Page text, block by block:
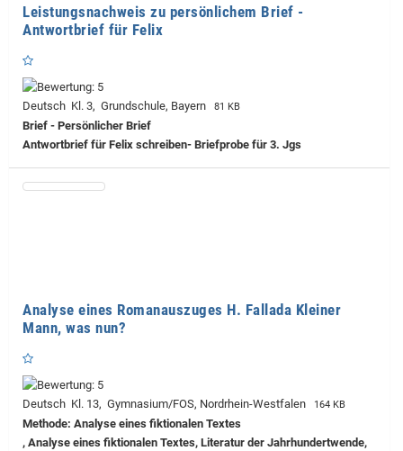
Leistungsnachweis zu persönlichem Brief -
Antwortbrief für Felix
Deutsch Kl. 3, Grundschule, Bayern 81 KB
Brief - Persönlicher Brief
Antwortbrief für Felix schreiben- Briefprobe für 3. Jgs
Analyse eines Romanauszuges H. Fallada Kleiner
Mann, was nun?
Deutsch Kl. 13, Gymnasium/FOS, Nordrhein-Westfalen 164 KB
Methode: Analyse eines fiktionalen Textes
, Analyse eines fiktionalen Textes, Literatur der Jahrhundertwende,